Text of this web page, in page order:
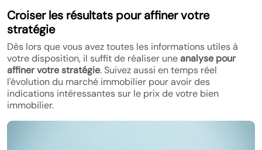
Croiser les résultats pour affiner votre
stratégie
Dès lors que vous avez toutes les informations utiles à
votre disposition, il suffit de réaliser uneanalyse pour
affiner votre stratégie. Suivez aussi en temps réel
l'évolution du marché immobilier pour avoir des
indications intéressantes sur le prix de votre bien
immobilier.